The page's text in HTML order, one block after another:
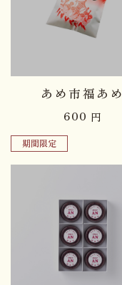
品切れ中
あめ市福あめ
600 円
期間限定